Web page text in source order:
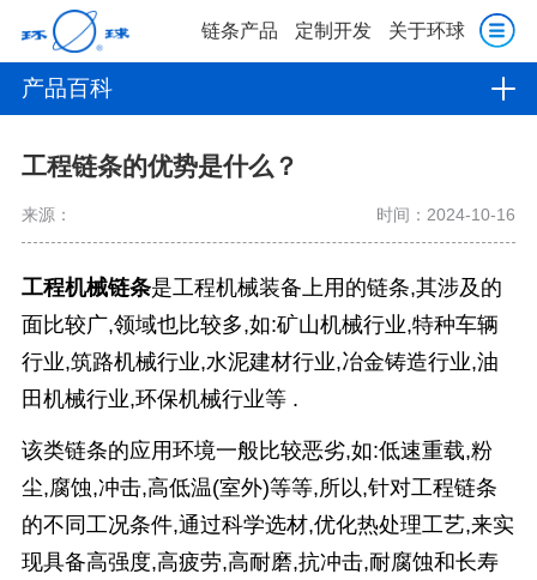
链条产品 定制开发 关于环球
产品百科
工程链条的优势是什么？
来源： 时间：2024-10-16
工程机械链条是工程机械装备上用的链条,其涉及的
面比较广,领域也比较多,如:矿山机械行业,特种车辆
行业,筑路机械行业,水泥建材行业,冶金铸造行业,油
田机械行业,环保机械行业等 .
该类链条的应用环境一般比较恶劣,如:低速重载,粉
尘,腐蚀,冲击,高低温(室外)等等,所以,针对工程链条
的不同工况条件,通过科学选材,优化热处理工艺,来实
现具备高强度,高疲劳,高耐磨,抗冲击,耐腐蚀和长寿